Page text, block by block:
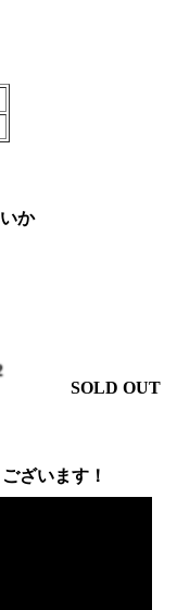
か
SOLD OUT
ざいます！